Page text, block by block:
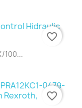
100...
favorite_border
favorite_border